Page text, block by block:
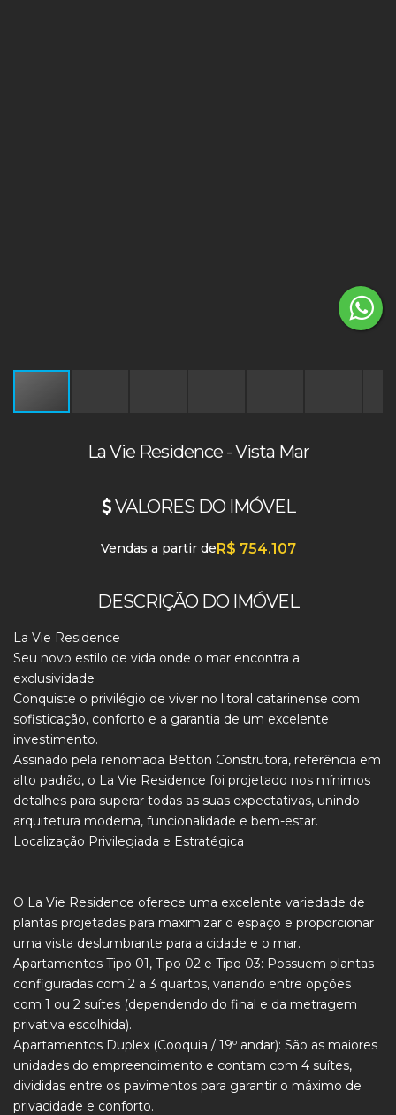
La Vie Residence - Vista Mar
VALORES DO IMÓVEL
R$ 754.107
Vendas a partir de
DESCRIÇÃO DO IMÓVEL
La Vie Residence
Seu novo estilo de vida onde o mar encontra a
exclusividade
Conquiste o privilégio de viver no litoral catarinense com
sofisticação, conforto e a garantia de um excelente
investimento.
Assinado pela renomada Betton Construtora, referência em
alto padrão, o La Vie Residence foi projetado nos mínimos
detalhes para superar todas as suas expectativas, unindo
arquitetura moderna, funcionalidade e bem-estar.
Localização Privilegiada e Estratégica
O La Vie Residence oferece uma excelente variedade de
plantas projetadas para maximizar o espaço e proporcionar
uma vista deslumbrante para a cidade e o mar.
Apartamentos Tipo 01, Tipo 02 e Tipo 03: Possuem plantas
configuradas com 2 a 3 quartos, variando entre opções
com 1 ou 2 suítes (dependendo do final e da metragem
privativa escolhida).
Apartamentos Duplex (Cooquia / 19º andar): São as maiores
unidades do empreendimento e contam com 4 suítes,
divididas entre os pavimentos para garantir o máximo de
privacidade e conforto.